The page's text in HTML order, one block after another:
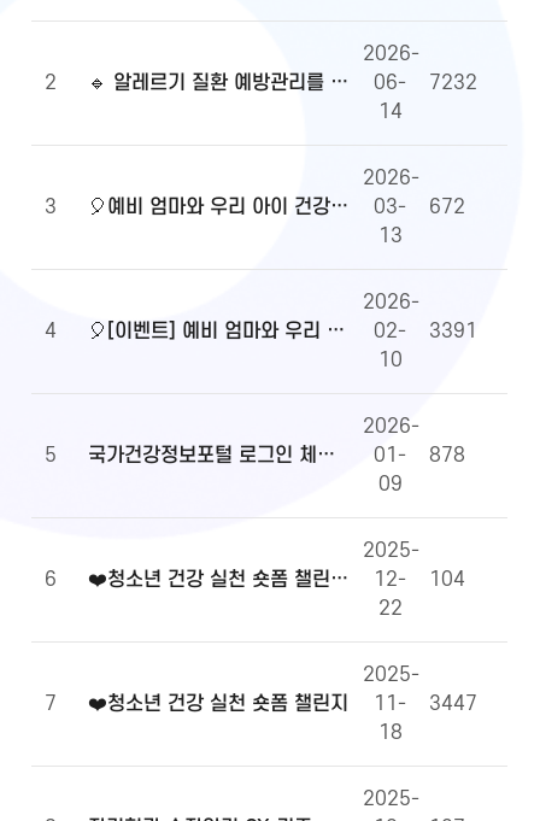
2 🔹 알레르기 질환 예방관리를 위한 알자내몸 이벤트
2026-
06-
14
7232
3 🎈예비 엄마와 우리 아이 건강정보, 무엇이든 물어보세요!🎈당첨자 발표
2026-
03-
13
672
4 🎈[이벤트] 예비 엄마와 우리 아이 건강정보, 무엇이든 물어보세요!🎈
2026-
02-
10
3391
5 국가건강정보포털 로그인 체계 전환 및 OpenAPI 이용 안내
2026-
01-
09
878
6 ❤️청소년 건강 실천 숏폼 챌린지 당첨자 발표
2025-
12-
22
104
7 ❤️청소년 건강 실천 숏폼 챌린지
2025-
11-
18
3447
2025-